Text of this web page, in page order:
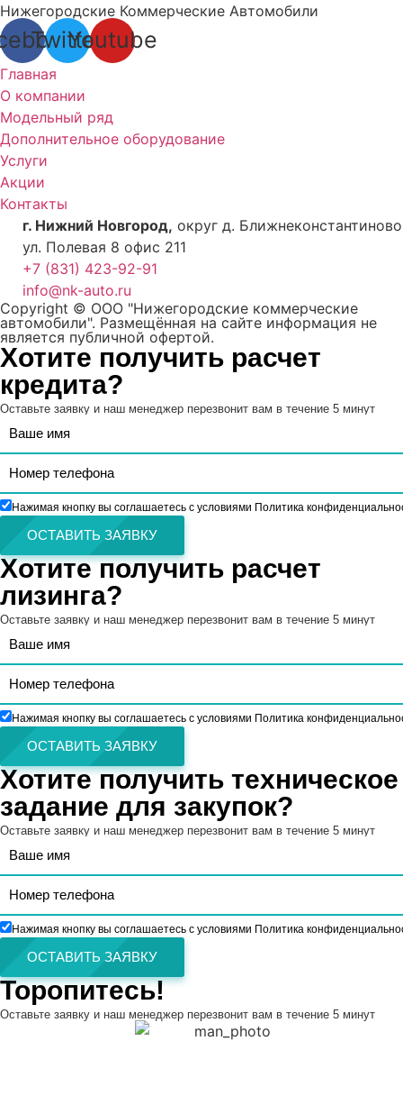
Нижегородские Коммерческие Автомобили
TwitterYoutube
Главная
О компании
Модельный ряд
Дополнительное оборудование
Услуги
Акции
Контакты
г. Нижний Новгород, округ д. Ближнеконстантиново
ул. Полевая 8 офис 211
+7 (831) 423-92-91
info@nk-auto.ru
Copyright © ООО "Нижегородские коммерческие
автомобили". Размещённая на сайте информация не
является публичной офертой.
Хотите получить расчет
кредита?
Оставьте заявку и наш менеджер перезвонит вам в течение 5 минут
Нажимая кнопку вы соглашаетесь с условиями Политика
ОСТАВИТЬ ЗАЯВКУ
Хотите получить расчет
лизинга?
Оставьте заявку и наш менеджер перезвонит вам в течение 5 минут
Нажимая кнопку вы соглашаетесь с условиями Политика
ОСТАВИТЬ ЗАЯВКУ
Хотите получить техническое
задание для закупок?
Оставьте заявку и наш менеджер перезвонит вам в течение 5 минут
Нажимая кнопку вы соглашаетесь с условиями Политика
ОСТАВИТЬ ЗАЯВКУ
Торопитесь!
Оставьте заявку и наш менеджер перезвонит вам в течение 5 минут